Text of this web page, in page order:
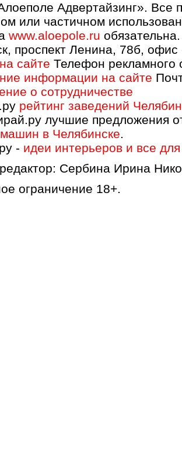
Адвертайзинг».
или частичном
www.aloepole.ru обязательна.
проспект Ленина, 78б, офис
сайте Телефон рекламного
информации на сайте
о сотрудничестве
рейтинг заведений
лучшие предложения
в Челябинске.
- идеи интерьеров и все
Сербина Ирина
ограничение 18+.